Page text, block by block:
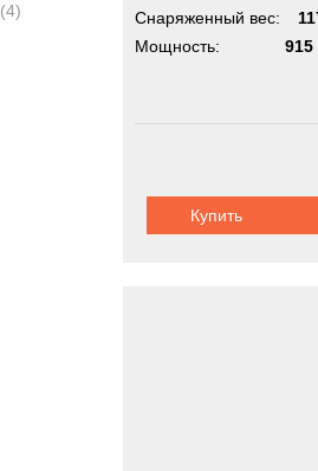
(4)
Снаряженный вес:
Мощность:
915
Купить